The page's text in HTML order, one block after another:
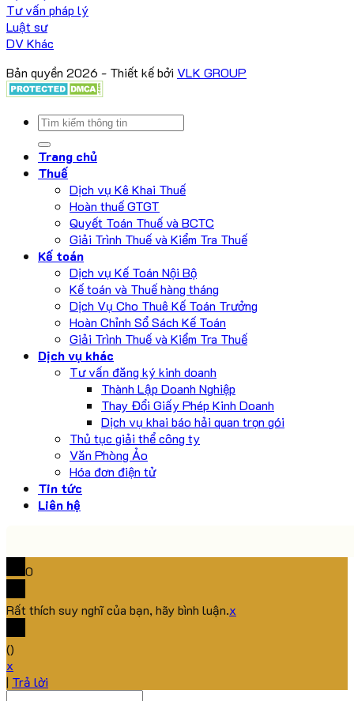
Tư vấn pháp lý
Luật sư
DV Khác
Bản quyền 2026 - Thiết kế bởi VLK GROUP
Trang chủ
Thuế
Dịch vụ Kê Khai Thuế
Hoàn thuế GTGT
Quyết Toán Thuế và BCTC
Giải Trình Thuế và Kiểm Tra Thuế
Kế toán
Dịch vụ Kế Toán Nội Bộ
Kế toán và Thuế hàng tháng
Dịch Vụ Cho Thuê Kế Toán Trưởng
Hoàn Chỉnh Sổ Sách Kế Toán
Giải Trình Thuế và Kiểm Tra Thuế
Dịch vụ khác
Tư vấn đăng ký kinh doanh
Thành Lập Doanh Nghiệp
Thay Đổi Giấy Phép Kinh Doanh
Dịch vụ khai báo hải quan trọn gói
Thủ tục giải thể công ty
Văn Phòng Ảo
Hóa đơn điện tử
Tin tức
Liên hệ
0
Rất thích suy nghĩ của bạn, hãy bình luận.x
()
x
| Trả lời